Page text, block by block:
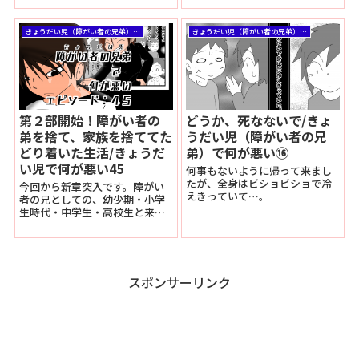
を自分で書くことによって改め
て考えさせられる自身の動向。
それはまるで…。
なってしまったおっさん。 仕事
を休職して休むも薬が強すぎて
副作用に死んでしまい何もでき
ない2021年冬を過ごしました
が… ようやく復活の兆しが見え
てきたような気がしないでもあ
りません。 今回は長かった…
きょうだい児（障がい者の兄弟）で何が悪い
第２部開始！障がい者の
弟を捨て、家族を捨ててた
どり着いた生活/きょうだ
い児で何が悪い45
今回から新章突入です。障がい
者の兄としての、幼少期・小学
生時代・中学生・高校生と来
突入しました。 ようやくここま
きょうだい児（障がい者の兄弟）で何が悪い
どうか、死なないで/きょ
うだい児（障がい者の兄
弟）で何が悪い⑯
何事もないように帰って来まし
たが、全身はビショビショで冷
えきっていて…。
スポンサーリンク